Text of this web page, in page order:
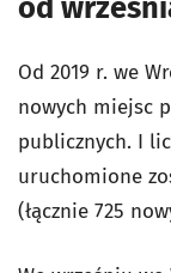
Od 2019 r. we
nowych miejsc
publicznych. I
uruchomione
(łącznie 725